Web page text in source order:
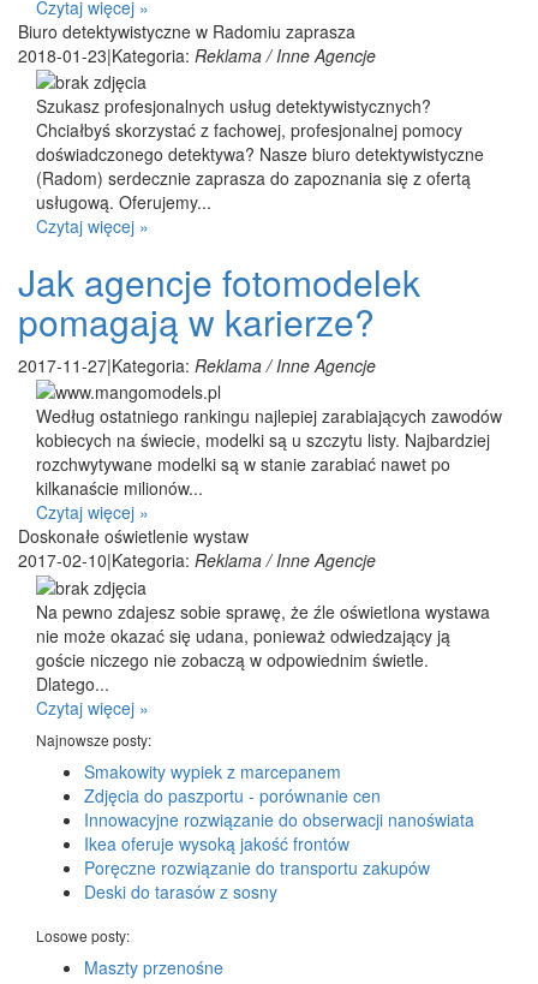
Czytaj więcej »
Biuro detektywistyczne w Radomiu zaprasza
2018-01-23|Kategoria: Reklama / Inne Agencje
Szukasz profesjonalnych usług detektywistycznych?
Chciałbyś skorzystać z fachowej, profesjonalnej pomocy
doświadczonego detektywa? Nasze biuro detektywistyczne
(Radom) serdecznie zaprasza do zapoznania się z ofertą
usługową. Oferujemy...
Czytaj więcej »
Jak agencje fotomodelek
pomagają w karierze?
2017-11-27|Kategoria: Reklama / Inne Agencje
Według ostatniego rankingu najlepiej zarabiających zawodów
kobiecych na świecie, modelki są u szczytu listy. Najbardziej
rozchwytywane modelki są w stanie zarabiać nawet po
kilkanaście milionów...
Czytaj więcej »
Doskonałe oświetlenie wystaw
2017-02-10|Kategoria: Reklama / Inne Agencje
Na pewno zdajesz sobie sprawę, że źle oświetlona wystawa
nie może okazać się udana, ponieważ odwiedzający ją
goście niczego nie zobaczą w odpowiednim świetle.
Dlatego...
Czytaj więcej »
Najnowsze posty:
Smakowity wypiek z marcepanem
Zdjęcia do paszportu - porównanie cen
Innowacyjne rozwiązanie do obserwacji nanoświata
Ikea oferuje wysoką jakość frontów
Poręczne rozwiązanie do transportu zakupów
Deski do tarasów z sosny
Losowe posty:
Maszty przenośne